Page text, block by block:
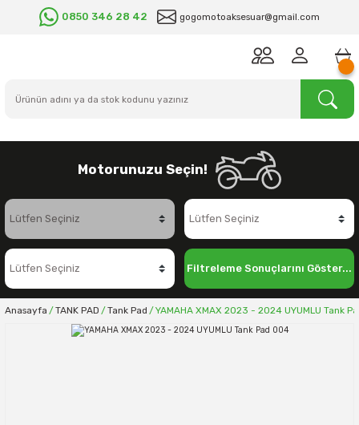
0850 346 28 42 gogomotoaksesuar@gmail.com
Motorunuzu Seçin!
Filtreleme Sonuçlarını Göster...
Anasayfa TANK PAD Tank Pad YAMAHA XMAX 2023 - 2024 UYUMLU Tank